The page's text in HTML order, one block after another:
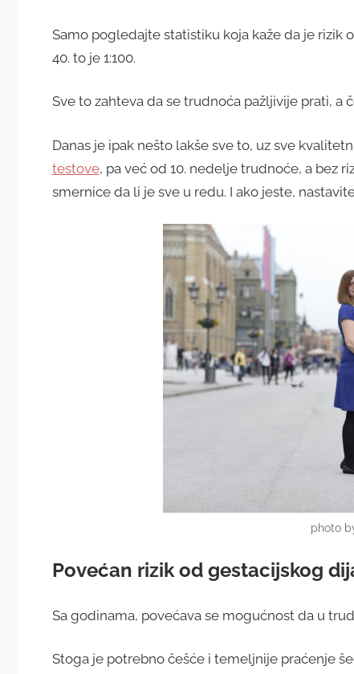
Samo pogledajte statistiku koja kaže da je rizik
40. to je 1:100.
Sve to zahteva da se trudnoća pažljivije prati, a
Danas je ipak nešto lakše sve to, uz sve
testove, pa već od 10. nedelje trudnoće, a bez
smernice da li je sve u redu. I ako jeste,
photo
Povećan rizik od gestacijskog
Sa godinama, povećava se mogućnost da u
Stoga je potrebno češće i temeljnije praćenje